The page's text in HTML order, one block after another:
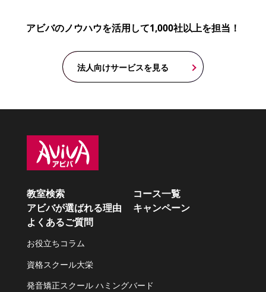
アビバのノウハウを活用して1,000社以上を担当！
法人向けサービスを見る
教室検索
コース一覧
アビバが選ばれる理由
キャンペーン
よくあるご質問
お役立ちコラム
資格スクール大栄
発音矯正スクール ハミングバード